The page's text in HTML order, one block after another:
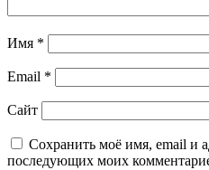
Имя *
Email *
Сайт
Сохранить моё имя, email и
последующих моих